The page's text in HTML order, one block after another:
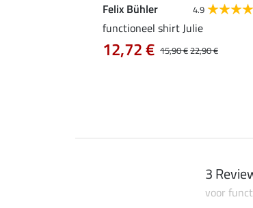
Felix Bühler 4.9
functioneel shirt Julie
15,90 €22,90 €
12,72 €
3
voor